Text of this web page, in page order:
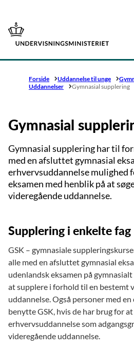
Gå til forsiden
Forside Uddannelse til unge
Uddannelser
Gymnasial supplering
Gymnasial
Gymnasial supplering har til
med en afsluttet gymnasial
erhvervsuddannelse mulighed
eksamen med henblik på at
videregående uddannelse.
Supplering i enkelte fag
GSK – gymnasiale
alle med en afsluttet gymnasial
udenlandsk eksamen på
at supplere i forhold til en bestemt
uddannelse. Også personer med
benytte GSK, hvis de har brug for
erhvervsuddannelse som
videregående uddannelse.